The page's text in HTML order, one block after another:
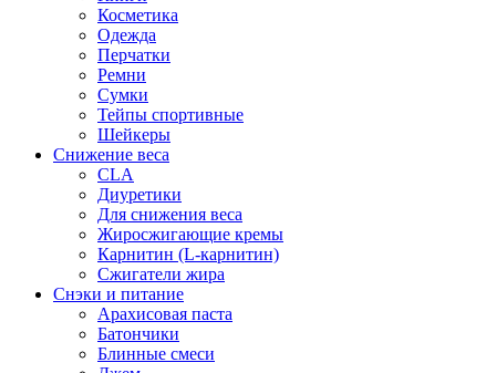
Косметика
Одежда
Перчатки
Ремни
Сумки
Тейпы спортивные
Шейкеры
Снижение веса
CLA
Диуретики
Для снижения веса
Жиросжигающие кремы
Карнитин (L-карнитин)
Сжигатели жира
Снэки и питание
Арахисовая паста
Батончики
Блинные смеси